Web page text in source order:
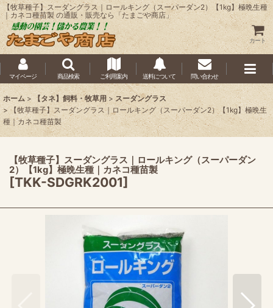
【牧草種子】スーダングラス｜ロールキング（スーパーダン2）【1kg】極晩生種
｜カネコ種苗製 の通販・販売なら「たまごや商店」
カート
マイページ 商品検索 ご利用案内 送料について 問い合わせ
ホーム > 【タネ】飼料・牧草用 > スーダングラス
> 【牧草種子】スーダングラス｜ロールキング（スーパーダン2）【1kg】極晩生
種｜カネコ種苗製
【牧草種子】スーダングラス｜ロールキング（スーパーダン
2）【1kg】極晩生種｜カネコ種苗製
[TKK-SDGRK2001]